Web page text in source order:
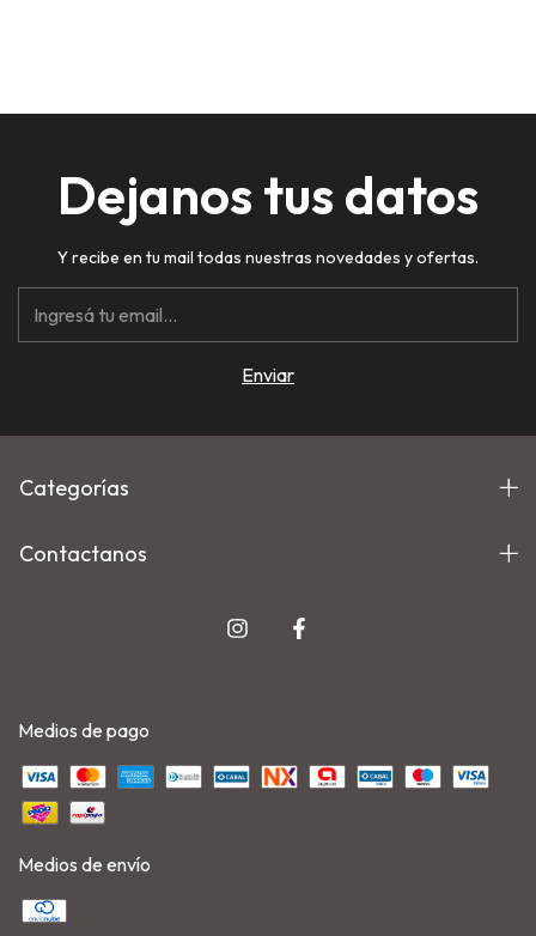
Dejanos tus datos
Y recibe en tu mail todas nuestras novedades y ofertas.
Categorías
Contactanos
Medios de pago
Medios de envío